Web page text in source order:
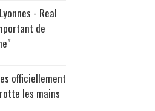
- Real
de
officiellement
les mains